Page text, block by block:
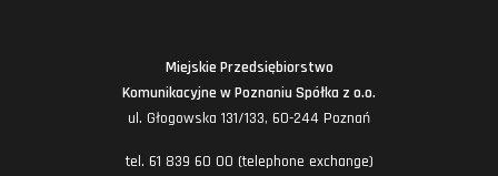
Miejskie Przedsiębiorstwo
Komunikacyjne w Poznaniu Spółka z o.o.
ul. Głogowska 131/133, 60-244 Poznań
tel. 61 839 60 00 (telephone exchange)